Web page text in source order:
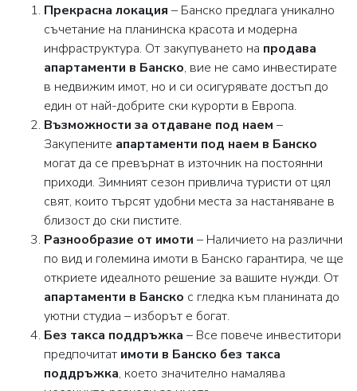
Прекрасна локация – Банско предлага уникално
съчетание на планинска красота и модерна
инфраструктура. От закупуването на продава
апартаменти в Банско, вие не само инвестирате
в недвижим имот, но и си осигурявате достъп до
един от най-добрите ски курорти в Европа.
Възможности за отдаване под наем –
Закупените апартаменти под наем в Банско
могат да се превърнат в източник на постоянни
приходи. Зимният сезон привлича туристи от цял
свят, които търсят удобни места за настаняване в
близост до ски пистите.
Разнообразие от имоти – Наличието на различни
по вид и големина имоти в Банско гарантира, че ще
откриете идеалното решение за вашите нужди. От
апартаменти в Банско с гледка към планината до
уютни студиа – изборът е богат.
Без такса поддръжка – Все повече инвеститори
предпочитат имоти в Банско без такса
поддръжка, което значително намалява